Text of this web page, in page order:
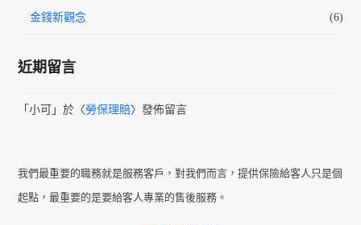
金錢新觀念 (6)
近期留言
「小可 」於〈勞保理賠〉發佈留言
我們最重要的職務就是服務客戶，對我們而言，提供保險給客人只是個
起點，最重要的是要給客人專業的售後服務。